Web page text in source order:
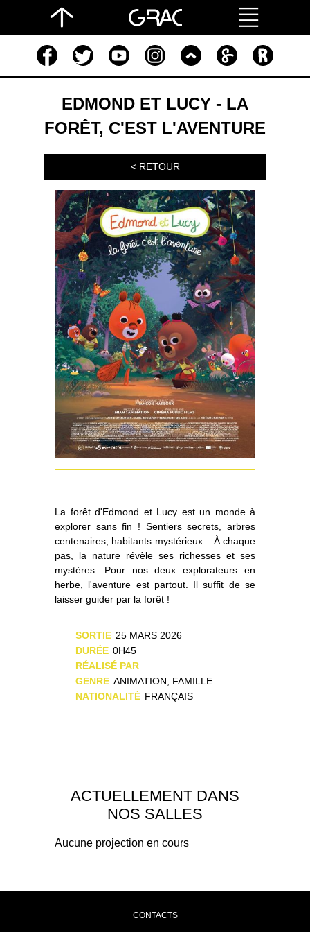
EDMOND ET LUCY - LA
FORÊT, C'EST L'AVENTURE
< RETOUR
La forêt d'Edmond et Lucy est un monde à
explorer sans fin ! Sentiers secrets, arbres
centenaires, habitants mystérieux... À chaque
pas, la nature révèle ses richesses et ses
mystères. Pour nos deux explorateurs en
herbe, l'aventure est partout. Il suffit de se
laisser guider par la forêt !
SORTIE 25 MARS 2026
DURÉE 0H45
RÉALISÉ PAR
GENRE ANIMATION, FAMILLE
NATIONALITÉ FRANÇAIS
ACTUELLEMENT DANS
NOS SALLES
Aucune projection en cours
CONTACTS